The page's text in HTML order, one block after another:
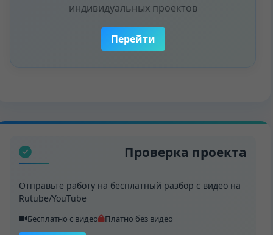
индивидуальных проектов
Перейти
Проверка проекта
Отправьте работу на бесплатный разбор с видео на
Rutube/YouTube
Бесплатно с видео Платно без видео